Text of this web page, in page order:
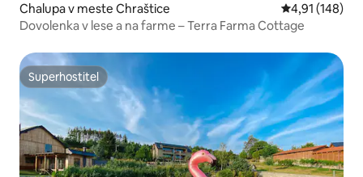
Chalupa v meste Chraštice Priemerné
4,91 (148)
Dovolenka v lese a na farme – Terra Farma Cottage
Superhostiteľ
Superhostiteľ